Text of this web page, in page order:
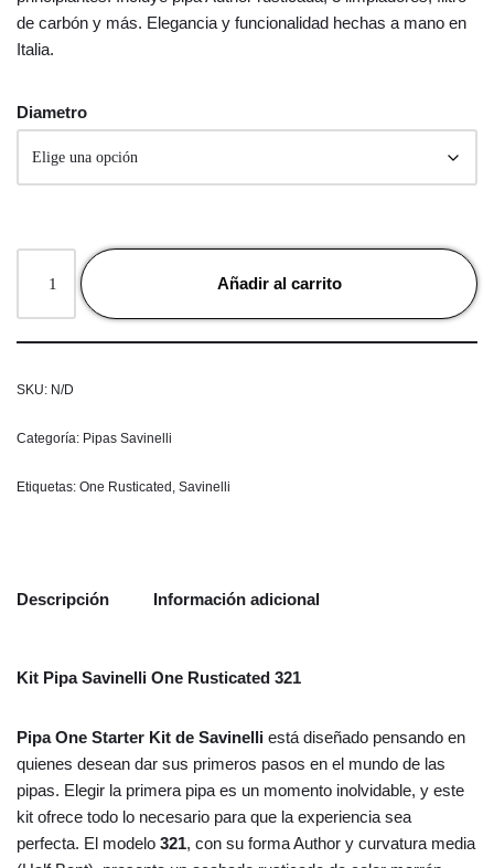
de carbón y más. Elegancia y funcionalidad hechas a mano en
Italia.
Diametro
Añadir al carrito
SKU: N/D
Categoría: Pipas Savinelli
Etiquetas: One Rusticated , Savinelli
Descripción Información adicional
Kit Pipa Savinelli One Rusticated 321
Pipa One Starter Kit de Savinelli está diseñado pensando en
quienes desean dar sus primeros pasos en el mundo de las
pipas. Elegir la primera pipa es un momento inolvidable, y este
kit ofrece todo lo necesario para que la experiencia sea
perfecta. El modelo 321, con su forma Author y curvatura media